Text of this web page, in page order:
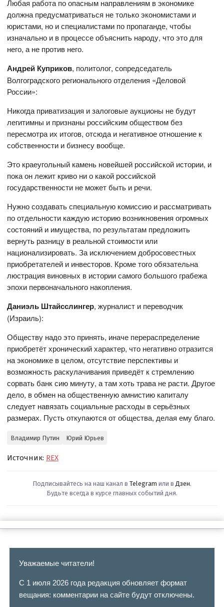
Любая работа по опасным направлениям в экономике
должна предусматриваться не только экономистами и
юристами, но и специалистами по пропаганде, чтобы
изначально и в процессе объяснить народу, что это для
него, а не против него.
Андрей Куприков, политолог, сопредседатель
Волгоградского регионального отделения «Деловой
России»:
Никогда приватизация и залоговые аукционы не будут
легитимны и признаны российским обществом без
пересмотра их итогов, отсюда и негативное отношение к
собственности и бизнесу вообще.
Это краеугольный камень новейшей российской истории, и
пока он лежит криво ни о какой российской
государственности не может быть и речи.
Нужно создавать специальную комиссию и рассматривать
по отдельности каждую историю возникновения огромных
состояний и имущества, по результатам предложить
вернуть разницу в реальной стоимости или
национализировать. За исключением добросовестных
приобретателей и инвесторов. Кроме того обязательна
люстрация виновных в истории самого большого грабежа
эпохи первоначального накопления.
Даниэль Штайсслингер, журналист и переводчик
(Израиль):
Обществу надо это принять, иначе перераспределение
приобретёт хронический характер, что негативно отразится
на экономике в целом, отсутствие перспективы и
возможность раскулачивания приведёт к стремлению
сорвать банк сию минуту, а там хоть трава не расти. Другое
дело, в обмен на общественную амнистию капиталу
следует навязать социальные расходы в серьёзных
размерах. Пусть откупаются от общества, делая ему благо.
Владимир Путин Юрий Юрьев
Источник: REX
Подписывайтесь на наш канал в Telegram или в Дзен.
Будьте всегда в курсе главных событий дня.
Уважаемые читатели!
С 1 июля 2026 года редакция обновляет формат
вещания: комментарии на сайте будут отключены.